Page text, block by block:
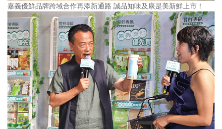
嘉義優鮮品牌跨域合作再添新通路 誠品知味及康是美新鮮上市！